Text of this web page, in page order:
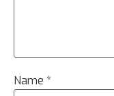
Name *